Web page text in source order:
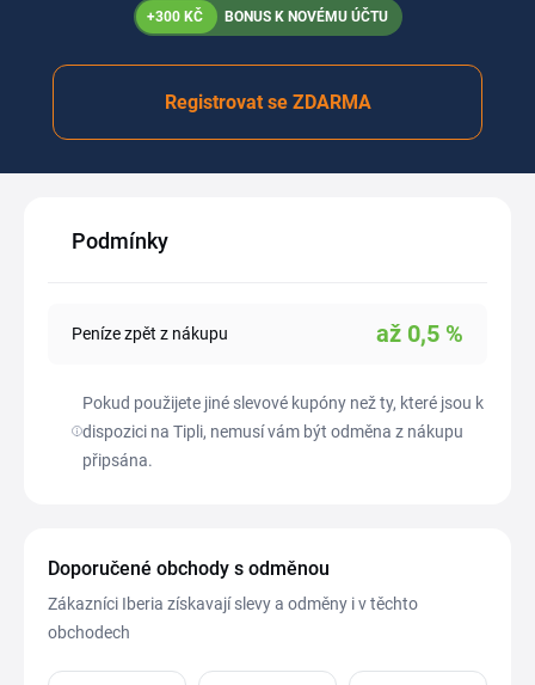
+300 KČ BONUS K NOVÉMU ÚČTU
Registrovat se ZDARMA
Podmínky
Peníze zpět z nákupu až 0,5 %
Pokud použijete jiné slevové kupóny než ty, které jsou k
dispozici na Tipli, nemusí vám být odměna z nákupu
připsána.
Doporučené obchody s odměnou
Zákazníci Iberia získavají slevy a odměny i v těchto
obchodech